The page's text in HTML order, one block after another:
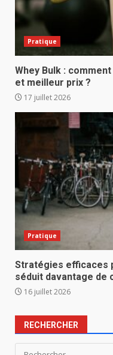
Pratique
Whey Bulk :
et meilleur prix ?
17 juillet 2026
Pratique
Stratégies efficaces
séduit davantage de
16 juillet 2026
RECHERCHER
Rechercher :